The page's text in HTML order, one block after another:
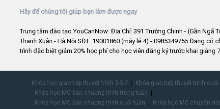
Hãy để chúng tôi giúp bạn làm được ngay
Trung tâm đào tạo YouCanNow: Địa Chỉ: 391 Trường Chinh - (Gần Ngã
Thanh Xuân - Hà Nội SĐT: 19001860 (máy lẻ 4) - 0985349755 Đang có
trình đặc biệt giảm 20% học phí cho học viên đăng ký trước khai giảng
Khóa học giao tiếp thuyết trình 3-5-7
Khóa giao tiếp thuyết trình
Khóa học MC dẫn chương trình trong tuần
Khóa học MC dẫn chương trình cuối tuần
Khóa học MC chuyên